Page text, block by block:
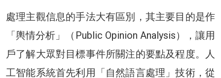
處理主觀信息的手法大有區別，其主要目的是作
「輿情分析」（Public Opinion Analysis），讓用
戶了解大眾對目標事件所關注的要點及程度。人
工智能系統首先利用「自然語言處理」技術，從